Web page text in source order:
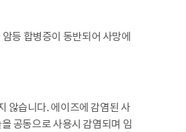
등 합병증이 동반되어 사망에
않습니다. 에이즈에 감염된 사
공동으로 사용시 감염되며 임